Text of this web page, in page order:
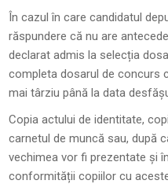
În cazul în care candidatul
răspundere că nu are
declarat admis la selecția
completa dosarul de concurs
mai târziu până la data
Copia actului de identitate,
carnetul de muncă sau, după
vechimea vor fi prezentate și
conformității copiilor cu